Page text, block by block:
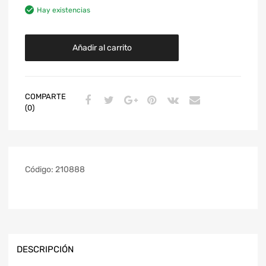
Hay existencias
Añadir al carrito
COMPARTE
(0)
Código: 210888
DESCRIPCIÓN